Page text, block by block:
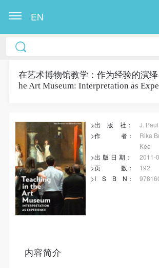
EN
在艺术博物馆教学：作为经验的演绎
he Art Museum: Interpretation as
>出 版 社：
J.
>作
者：
Rika
Kee
>出 版 日 期 ：
2011-
>页
数：
192
>I
S B N ：
内容简介
冷风起，冬意浓！ 这个冬日的北京刻
重新洗礼那或许已经麻木的感官。 选
太想亲自去感受一下这世界上最重要的
在“高棉微笑”的注视下，去凝望这曾
戮，到现今的和平和安详。仿佛瞬间被
之外，画面被定格静止了一般，转过身
权归作者所有，任何形式转载请联系作
哥，我想大约是我不必多费口舌去解释
由来和历史，每一个来到这里的人，多
三五日去感受吴哥雄伟壮观的寺院建筑
北京刻意显得不那么的温暖，不禁想逃
日，寻一处刺眼的阳光，重新洗礼那或